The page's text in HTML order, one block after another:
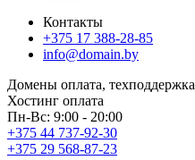
Контакты
+375 17 388-28-85
info@domain.by
Домены оплата, техподдержка
Хостинг оплата
Пн-Вс: 9:00 - 20:00
+375 44 737-92-30
+375 29 568-87-23